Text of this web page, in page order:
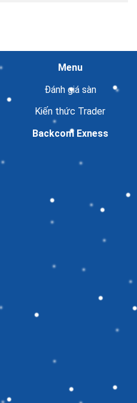
Menu
Đánh giá sàn
Kiến thức Trader
Backcom Exness